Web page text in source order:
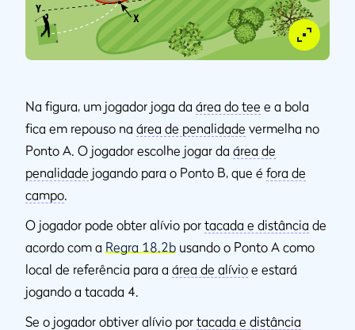
Na figura, um jogador joga da área do tee e a bola
fica em repouso na área de penalidade vermelha no
Ponto A. O jogador escolhe jogar da área de
penalidade jogando para o Ponto B, que é fora de
campo
O jogador pode obter alívio por tacada e distância de
acordo com a Regra 18.2b usando o Ponto A como
local de referência para a área de alívio e estará
jogando a tacada 4.
Se o jogador obtiver alívio por tacada e distância